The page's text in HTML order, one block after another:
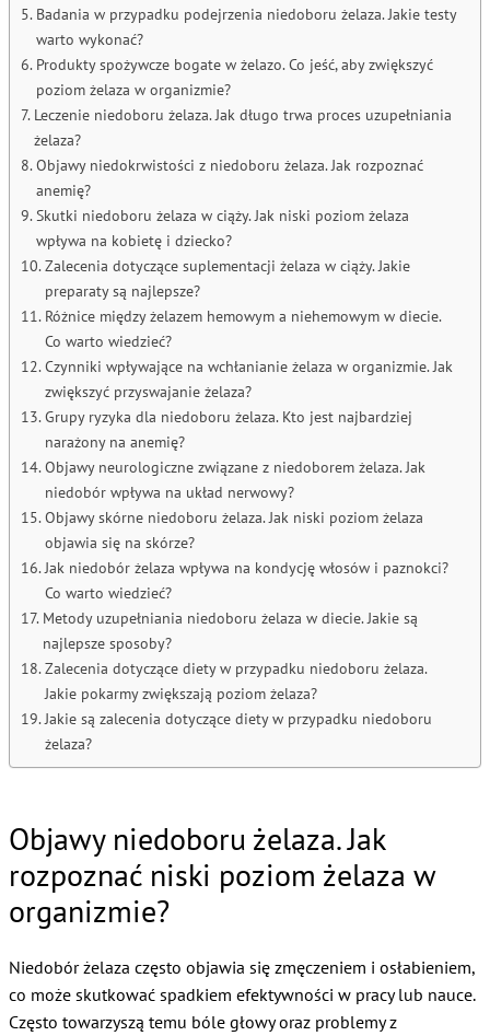
Badania w przypadku podejrzenia niedoboru żelaza. Jakie testy
warto wykonać?
Produkty spożywcze bogate w żelazo. Co jeść, aby zwiększyć
poziom żelaza w organizmie?
Leczenie niedoboru żelaza. Jak długo trwa proces uzupełniania
żelaza?
Objawy niedokrwistości z niedoboru żelaza. Jak rozpoznać
anemię?
Skutki niedoboru żelaza w ciąży. Jak niski poziom żelaza
wpływa na kobietę i dziecko?
Zalecenia dotyczące suplementacji żelaza w ciąży. Jakie
preparaty są najlepsze?
Różnice między żelazem hemowym a niehemowym w diecie.
Co warto wiedzieć?
Czynniki wpływające na wchłanianie żelaza w organizmie. Jak
zwiększyć przyswajanie żelaza?
Grupy ryzyka dla niedoboru żelaza. Kto jest najbardziej
narażony na anemię?
Objawy neurologiczne związane z niedoborem żelaza. Jak
niedobór wpływa na układ nerwowy?
Objawy skórne niedoboru żelaza. Jak niski poziom żelaza
objawia się na skórze?
Jak niedobór żelaza wpływa na kondycję włosów i paznokci?
Co warto wiedzieć?
Metody uzupełniania niedoboru żelaza w diecie. Jakie są
najlepsze sposoby?
Zalecenia dotyczące diety w przypadku niedoboru żelaza.
Jakie pokarmy zwiększają poziom żelaza?
Jakie są zalecenia dotyczące diety w przypadku niedoboru
żelaza?
Objawy niedoboru żelaza. Jak
rozpoznać niski poziom żelaza w
organizmie?
Niedobór żelaza często objawia się zmęczeniem i osłabieniem,
co może skutkować spadkiem efektywności w pracy lub nauce.
Często towarzyszą temu bóle głowy oraz problemy z